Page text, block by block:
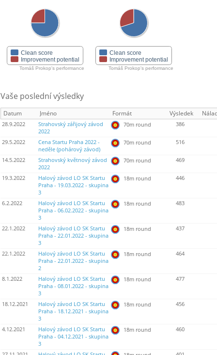
Clean score
Improvement potential
Tomáš Prokop's performance
Clean score
Improvement potential
Tomáš Prokop's performance
Vaše poslední výsledky
Datum Jméno Formát Výsledek
28.9.2022
Strahovský zářijový závod
2022
70m round 386
29.5.2022
Cena Startu Praha 2022 -
neděle (pohárový závod)
70m round 516
14.5.2022
Strahovský květnový závod
2022
70m round 469
19.3.2022
Halový závod LO SK Startu
Praha - 19.03.2022 - skupina
3
18m round 446
6.2.2022
Halový závod LO SK Startu
Praha - 06.02.2022 - skupina
3
18m round 483
22.1.2022
Halový závod LO SK Startu
Praha - 22.01.2022 - skupina
3
18m round 437
22.1.2022
Halový závod LO SK Startu
Praha - 22.01.2022 - skupina
2
18m round 464
8.1.2022
Halový závod LO SK Startu
Praha - 08.01.2022 - skupina
3
18m round 477
18.12.2021
Halový závod LO SK Startu
Praha - 18.12.2021 - skupina
3
18m round 456
4.12.2021
Halový závod LO SK Startu
Praha - 04.12.2021 - skupina
3
18m round 460